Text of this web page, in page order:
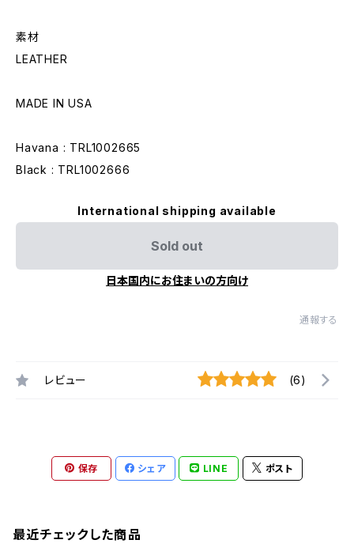
素材
LEATHER
MADE IN USA
Havana : TRL1002665
Black : TRL1002666
International shipping available
Sold out
日本国内にお住まいの方向け
通報する
レビュー (6)
保存 シェア LINE ポスト
最近チェックした商品